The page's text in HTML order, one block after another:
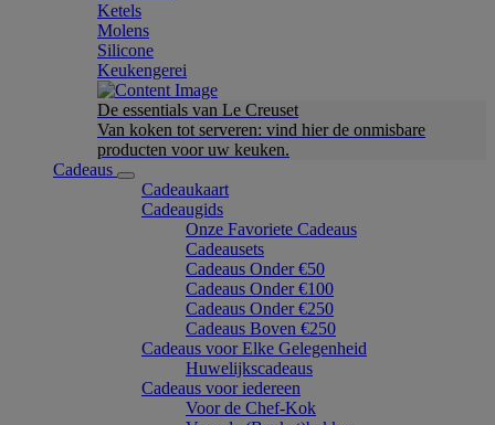
Ketels
Molens
Silicone
Keukengerei
De essentials van Le Creuset
Van koken tot serveren: vind hier de onmisbare
producten voor uw keuken.
Cadeaus
Cadeaukaart
Cadeaugids
Onze Favoriete Cadeaus
Cadeausets
Cadeaus Onder €50
Cadeaus Onder €100
Cadeaus Onder €250
Cadeaus Boven €250
Cadeaus voor Elke Gelegenheid
Huwelijkscadeaus
Cadeaus voor iedereen
Voor de Chef-Kok